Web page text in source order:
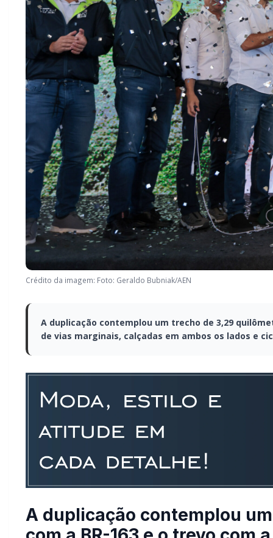
Crédito da imagem: Foto: Geraldo Bubniak/AEN
A duplicação contemplou um trecho de 3,29
de vias marginais, calçadas em ambos os lados e
A duplicação contemplou
com a BR-163 e o trevo
marginais, calçadas em
mobilidade aos usuários.
O governador Carlos Massa Ratinho Junior inaugurou
investiu R$ 51,1 milhões na modernização da rodovia,
A duplicação contemplou um trecho de 3,29 quilômetros,